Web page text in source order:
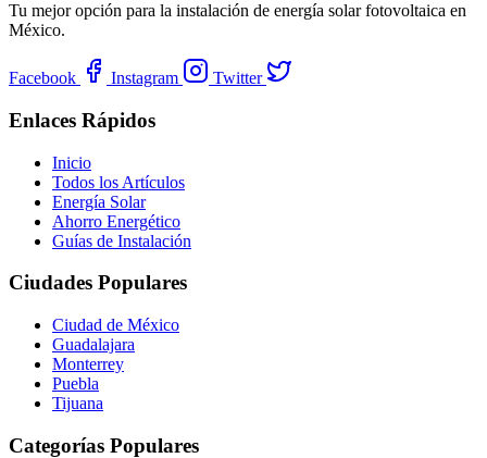
Tu mejor opción para la instalación de energía solar fotovoltaica en
México.
Facebook Instagram Twitter
Enlaces Rápidos
Inicio
Todos los Artículos
Energía Solar
Ahorro Energético
Guías de Instalación
Ciudades Populares
Ciudad de México
Guadalajara
Monterrey
Puebla
Tijuana
Categorías Populares